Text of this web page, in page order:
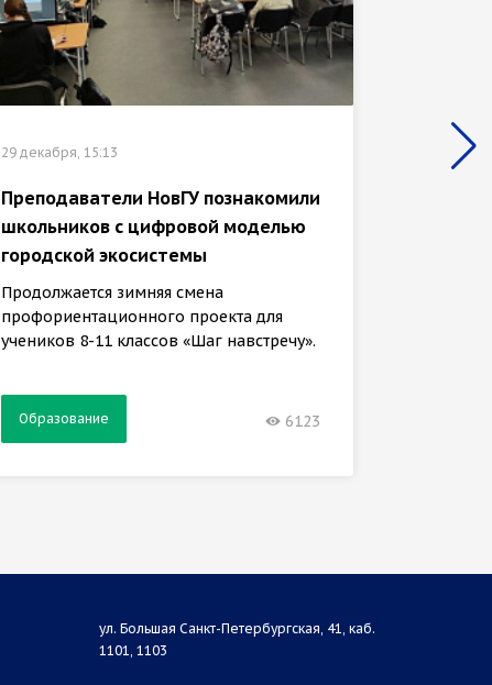
29 декабря, 15:13
Преподаватели НовГУ познакомили
школьников с цифровой моделью
городской экосистемы
Продолжается зимняя смена
профориентационного проекта для
учеников 8-11 классов «Шаг навстречу».
Образование 6123
29
ГИС-
ул. Большая Санкт-Петербургская, 41, каб.
1101, 1103